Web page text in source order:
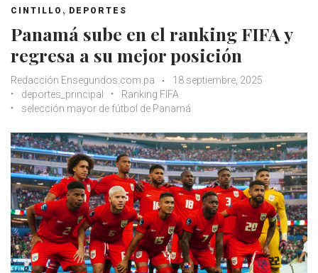
CINTILLO , DEPORTES
Panamá sube en el ranking FIFA y
regresa a su mejor posición
Redacción Ensegundos.com.pa
18 septiembre, 2025
deportes_principal
Ranking FIFA
selección mayor de fútbol de Panamá